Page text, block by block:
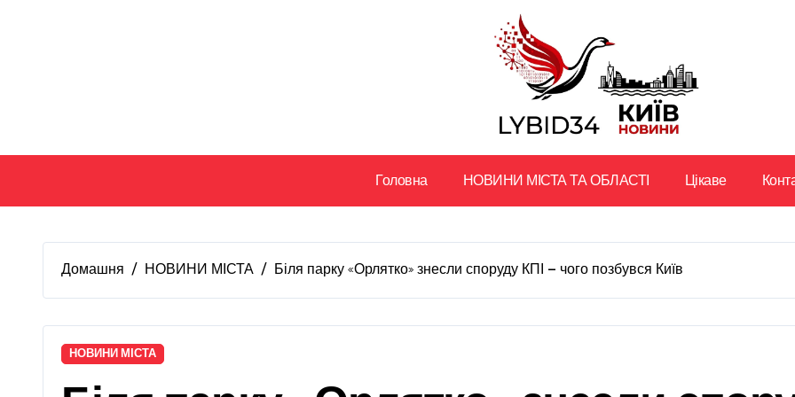
Головна НОВИНИ МІСТА ТА ОБЛАСТІ Цікаве
Домашня НОВИНИ МІСТА Біля парку «Орлятко» знесли споруду КПІ — чого позбувся Київ
НОВИНИ МІСТА